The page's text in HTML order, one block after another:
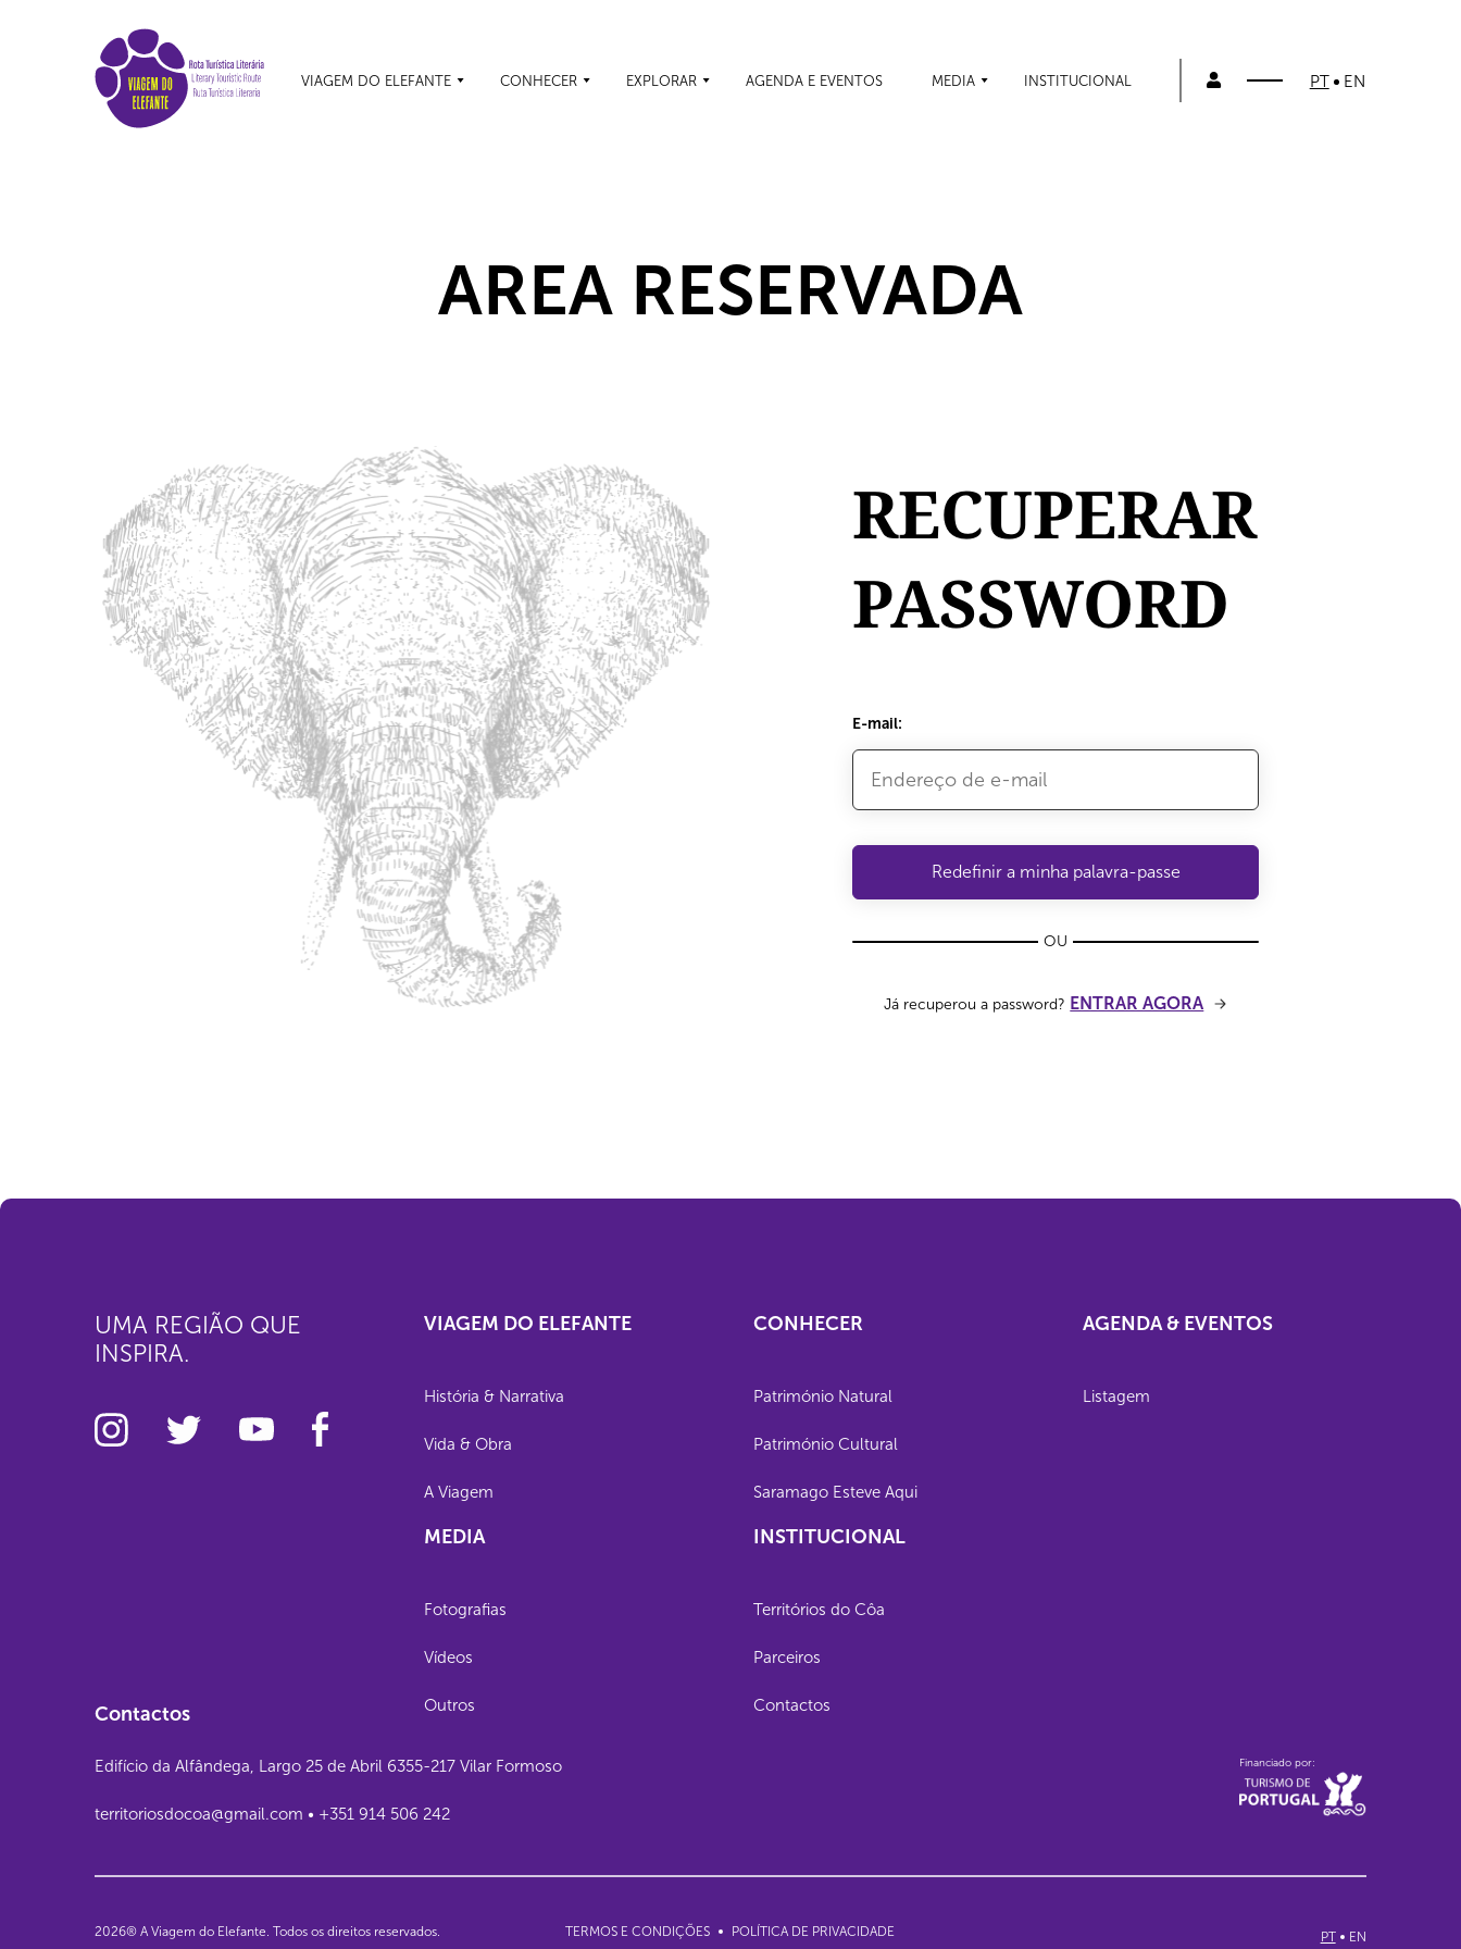
VIAGEM DO ELEFANTE CONHECER EXPLORAR AGENDA E EVENTOS MEDIA INSTITUCIONAL PT EN
AREA RESERVADA
RECUPERAR
PASSWORD
E-mail:
OU
Já recuperou a password? ENTRAR AGORA
UMA REGIÃO QUE
INSPIRA.
VIAGEM DO ELEFANTE
História & Narrativa
Vida & Obra
A Viagem
CONHECER
Património Natural
Património Cultural
Saramago Esteve Aqui
AGENDA & EVENTOS
Listagem
MEDIA
Fotografias
Vídeos
Outros
INSTITUCIONAL
Territórios do Côa
Parceiros
Contactos
Contactos
Edifício da Alfândega, Largo 25 de Abril 6355-217 Vilar Formoso
territoriosdocoa@gmail.com • +351 914 506 242
Financiado por:
2026® A Viagem do Elefante. Todos os direitos reservados. TERMOS E CONDIÇÕES POLÍTICA DE PRIVACIDADE PT EN